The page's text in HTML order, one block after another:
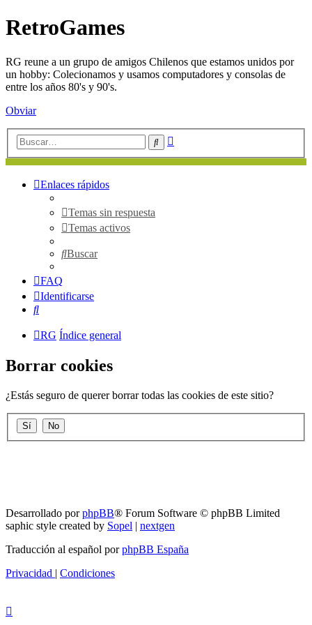
RetroGames
RG reune a un grupo de amigos Chilenos que estamos unidos por
un hobby: Colecionamos y usamos computadores y consolas de
entre los años 80's y 90's.
Obviar
Buscar
Enlaces rápidos
Temas sin respuesta
Temas activos
Buscar
FAQ
Identificarse
Buscar
RG Índice general
Borrar cookies
¿Estás seguro de querer borrar todas las cookies de este sitio?
Desarrollado porphpBB® Forum Software © phpBB Limited
saphic style created by Sopel | nextgen
Traducción al español porphpBB España
Privacidad | Condiciones